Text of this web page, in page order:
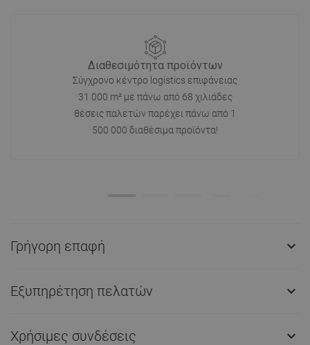
Διαθεσιμότητα προϊόντων
Σύγχρονο κέντρο logistics επιφάνειας
31 000 m² με πάνω από 68 χιλιάδες
θέσεις παλετών παρέχει πάνω από 1
500 000 διαθέσιμα προϊόντα!
Γρήγορη επαφή 
Εξυπηρέτηση πελατών 
Χρήσιμες συνδέσεις 